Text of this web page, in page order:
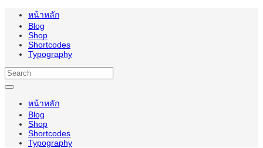
หน้าหลัก
Blog
Shop
Shortcodes
Typography
หน้าหลัก
Blog
Shop
Shortcodes
Typography